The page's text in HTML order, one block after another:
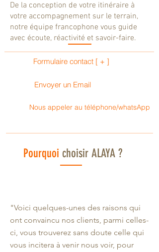
De la conception de votre itinéraire à
votre accompagnement sur le terrain,
notre équipe francophone vous guide
avec écoute, réactivité et savoir-faire.
Formulaire contact [ + ]
Envoyer un Email
Nous appeler au téléphone/whatsApp
Pourquoi choisir ALAYA ?
"Voici quelques-unes des raisons qui
ont convaincu nos clients, parmi celles-
ci, vous trouverez sans doute celle qui
vous incitera à venir nous voir, pour